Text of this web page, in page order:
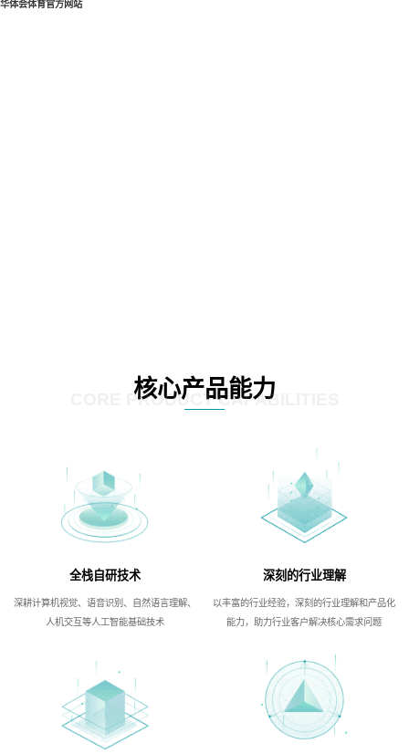
华体会体育官方网站
核心产品能力
CORE PRODUCT CAPABILITIES
全栈自研技术
深耕计算机视觉、语音识别、自然语言理解、
人机交互等人工智能基础技术
深刻的行业理解
以丰富的行业经验，深刻的行业理解和产品化
能力，助力行业客户解决核心需求问题